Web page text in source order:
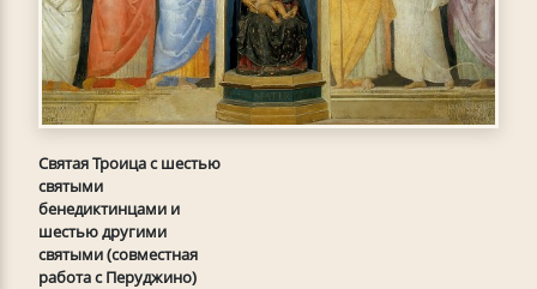
Святая Троица с шестью
святыми
бенедиктинцами и
шестью другими
святыми (совместная
работа с Перуджино)